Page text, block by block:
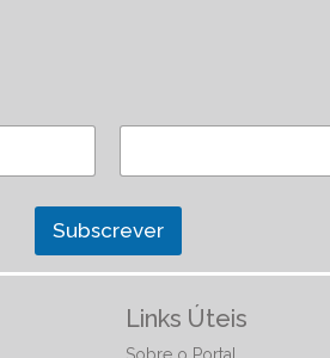
Subscrever
Links Úteis